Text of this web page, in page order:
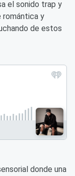
el sonido trap y
romántica y
de estos
donde una